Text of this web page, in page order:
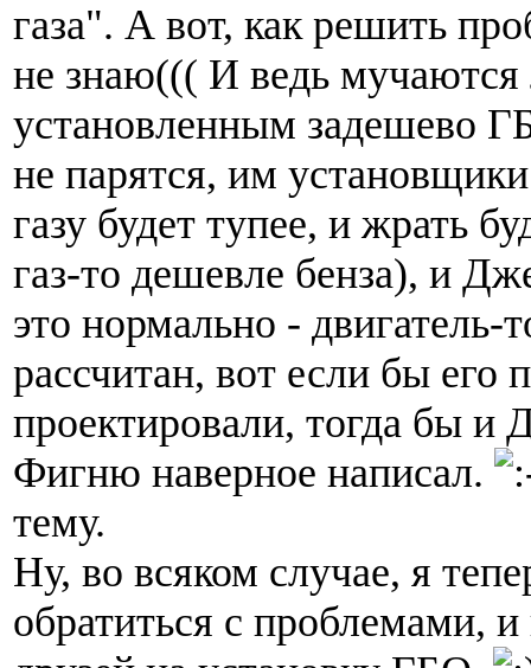
газа". А вот, как решить
не знаю((( И ведь
установленным задешево
не парятся, им
газу будет тупее, и жрать
газ-то дешевле бенза), и
это нормально - двигатель-
рассчитан, вот если бы его
проектировали, тогда бы
Фигню наверное написал.
тему.
Ну, во всяком случае, я
обратиться с проблемами,